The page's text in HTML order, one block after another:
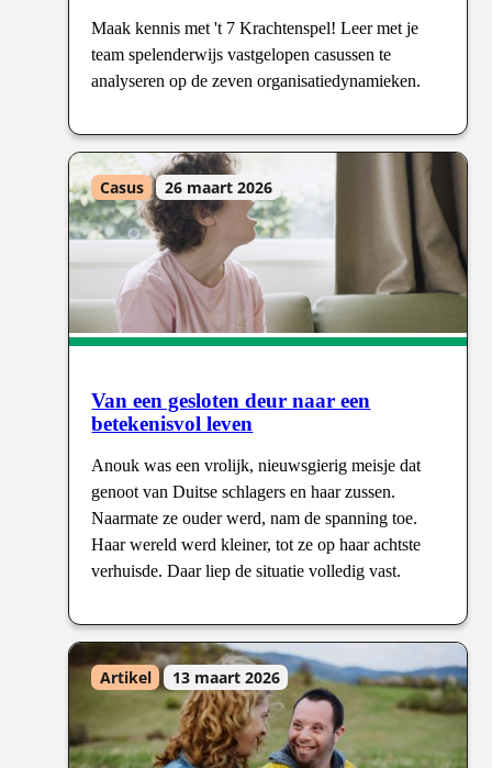
Maak kennis met 't 7 Krachtenspel! Leer met je
team spelenderwijs vastgelopen casussen te
analyseren op de zeven organisatiedynamieken.
Van een gesloten deur naar een
betekenisvol leven
Anouk was een vrolijk, nieuwsgierig meisje dat
genoot van Duitse schlagers en haar zussen.
Naarmate ze ouder werd, nam de spanning toe.
Haar wereld werd kleiner, tot ze op haar achtste
verhuisde. Daar liep de situatie volledig vast.
Casus 26 maart 2026
Artikel 13 maart 2026